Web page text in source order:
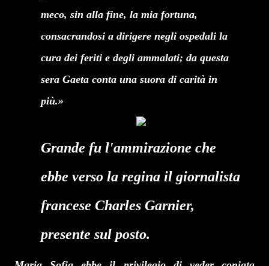
meco, sin alla fine, la mia fortuna,
consacrandosi a dirigere negli ospedali la
cura dei feriti e degli ammalati; da questa
sera Gaeta conta una suora di carità in
più.»
Grande fu l'ammirazione che
ebbe verso la regina il giornalista
francese Charles Garnier,
presente sul posto.